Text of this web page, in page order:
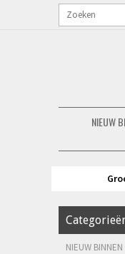
NIEUW
NIEUW BINNEN